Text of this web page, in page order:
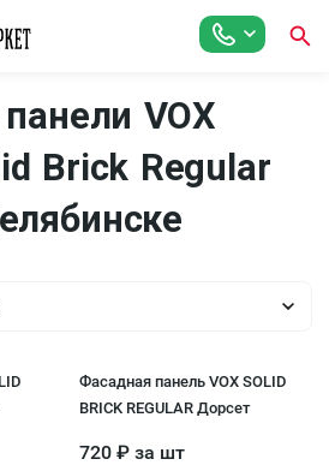
VOX
Brick Regular
Фасадная панель VOX SOLID
BRICK REGULAR Дорсет
720 ₽ за шт